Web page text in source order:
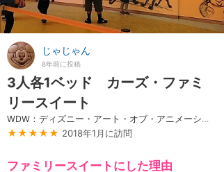
じゃじゃん
8年前に投稿
3人各1ベッド カーズ・ファミ
リースイート
WDW：ディズニー・アート・オブ・アニメーション・リゾート
★★★★★ 2018年1月に訪問
ファミリースイートにした理由